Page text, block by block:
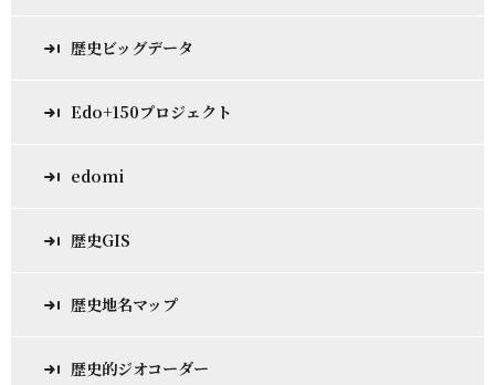
歴史ビッグデータ
Edo+150プロジェクト
edomi
歴史GIS
歴史地名マップ
歴史的ジオコーダー